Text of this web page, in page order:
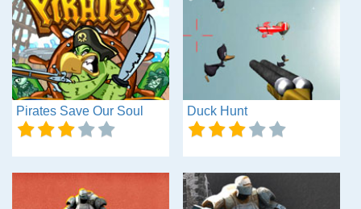
Pirates Save Our Soul Duck Hunt